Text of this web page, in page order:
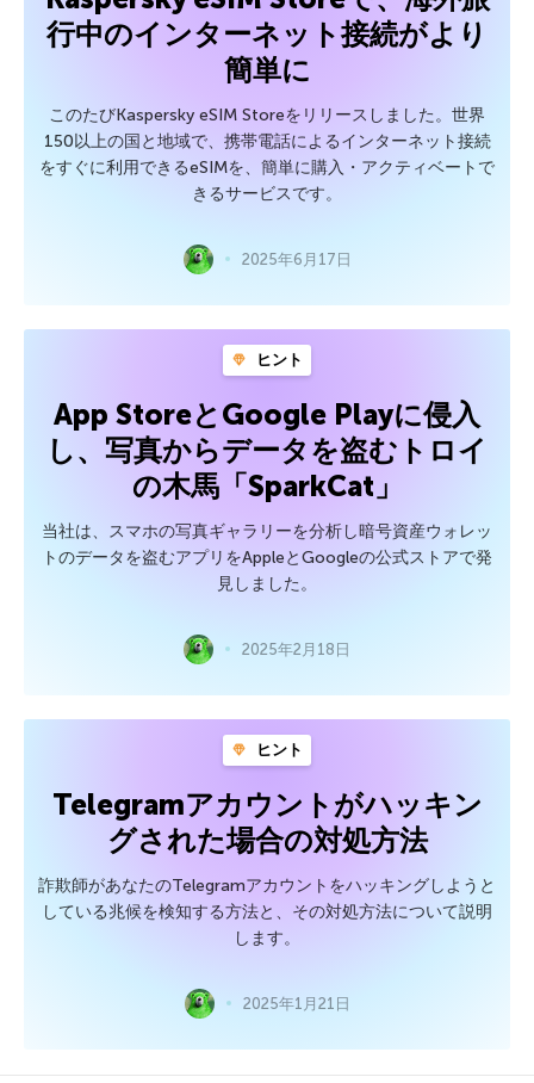
行中のインターネット接続がより
簡単に
このたびKaspersky eSIM Storeをリリースしました。世界
150以上の国と地域で、携帯電話によるインターネット接続
をすぐに利用できるeSIMを、簡単に購入・アクティベートで
きるサービスです。
2025年6月17日
ヒント
App StoreとGoogle Playに侵入
し、写真からデータを盗むトロイ
の木馬「SparkCat」
当社は、スマホの写真ギャラリーを分析し暗号資産ウォレッ
トのデータを盗むアプリをAppleとGoogleの公式ストアで発
見しました。
2025年2月18日
ヒント
Telegramアカウントがハッキン
グされた場合の対処方法
詐欺師があなたのTelegramアカウントをハッキングしようと
している兆候を検知する方法と、その対処方法について説明
します。
2025年1月21日